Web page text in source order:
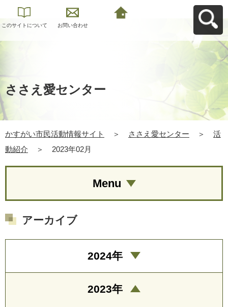
このサイトについて お問い合わせ
ささえ愛センター
かすがい市民活動情報サイト ＞ ささえ愛センター ＞
活
動紹介
＞ 2023年02月
Menu
アーカイブ
2024年
2023年